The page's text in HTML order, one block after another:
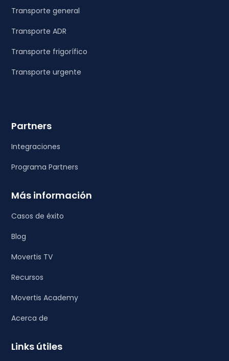
Transporte general
Transporte ADR
Transporte frigorífico
Transporte urgente
Partners
Integraciones
Programa Partners
Más información
Casos de éxito
Blog
Movertis TV
Recursos
Movertis Academy
Acerca de
Links útiles